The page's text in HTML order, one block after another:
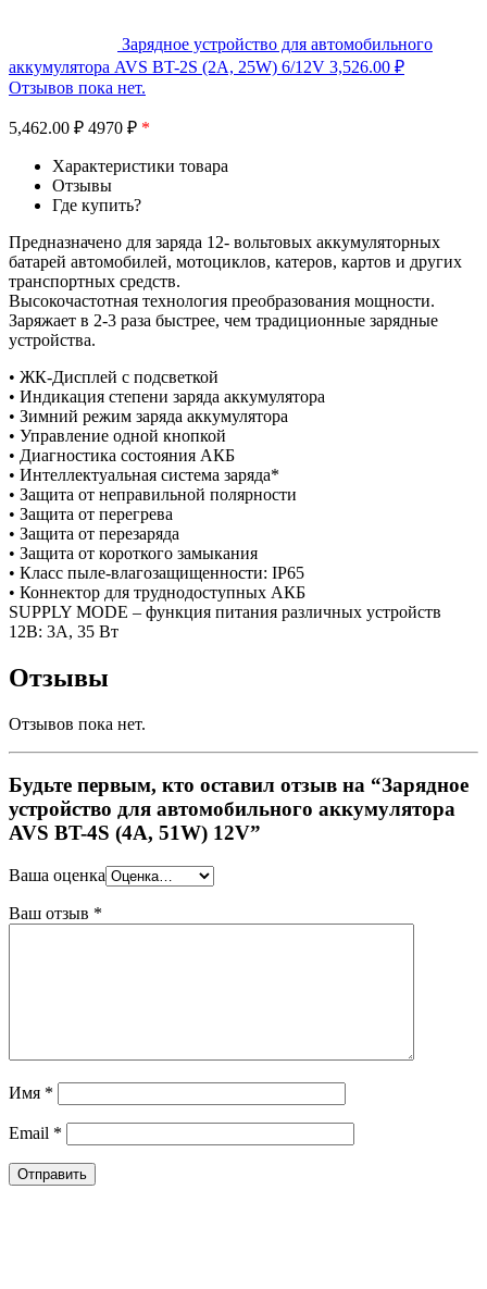
Зарядное устройство для автомобильного
аккумулятора AVS BT-2S (2A, 25W) 6/12V 3,526.00 ₽
Отзывов пока нет.
5,462.00 ₽ 4970 ₽ *
Характеристики товара
Отзывы
Где купить?
Предназначено для заряда 12- вольтовых аккумуляторных
батарей автомобилей, мотоциклов, катеров, картов и других
транспортных средств.
Высокочастотная технология преобразования мощности.
Заряжает в 2-3 раза быстрее, чем традиционные зарядные
устройства.
• ЖК-Дисплей с подсветкой
• Индикация степени заряда аккумулятора
• Зимний режим заряда аккумулятора
• Управление одной кнопкой
• Диагностика состояния АКБ
• Интеллектуальная система заряда*
• Защита от неправильной полярности
• Защита от перегрева
• Защита от перезаряда
• Защита от короткого замыкания
• Класс пыле-влагозащищенности: IP65
• Коннектор для труднодоступных АКБ
SUPPLY MODE – функция питания различных устройств
12В: 3А, 35 Вт
Отзывы
Отзывов пока нет.
Будьте первым, кто оставил отзыв на “Зарядное
устройство для автомобильного аккумулятора
AVS BT-4S (4A, 51W) 12V”
Ваша оценка
Ваш отзыв *
Имя *
Email *